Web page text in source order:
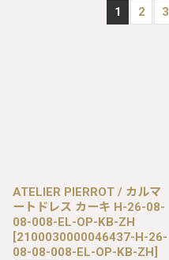
1 2 3
ATELIER PIERROT / カルマ
ートドレス カーキ H-26-08-
08-008-EL-OP-KB-ZH
[2100030000046437-H-26-
08-08-008-EL-OP-KB-ZH]